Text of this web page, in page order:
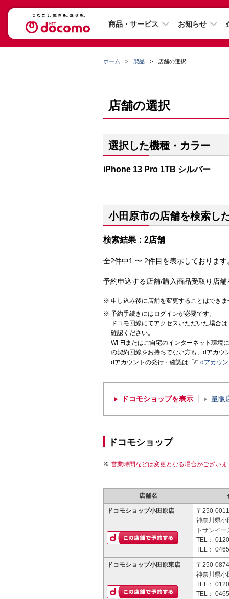
商品・サービス お知らせ
ホーム 製品 店舗の選択
店舗の選択
選択した機種・カラー
iPhone 13 Pro 1TB シルバー
小田原市の店舗を検索し
検索結果：2店舗
全2件中1 〜 2件目を表示しておりま
予約申込する店舗/購入商品受取り店
申し込み後に店舗を変更することはできま
予約手続きにはログインが必要です。
ドコモ回線にてアクセスいただいた場合
確認ください。
Wi-Fiまたはご自宅のインターネット環境
の契約回線をお持ちでない方も、dアカウ
dアカウントの発行・確認は「
dアカウ
ドコモショップを表示 量販
ドコモショップ
営業時間などは変更となる場合がござい
店舗名
ドコモショップ小田原店
〒250-0011
神奈川県小
トザンイ
TEL：
TEL：
ドコモショップ小田原東店
〒250-0874
神奈川県小
TEL：
TEL：